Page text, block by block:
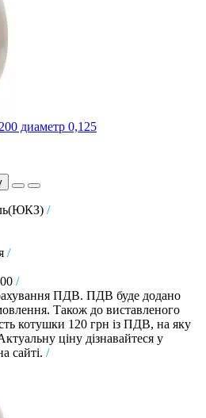
диаметр 0,125
/
/
/
ПДВ. ПДВ буде додано
Також до виставленого
котушки 120 грн із ПДВ, на яку
ціну дізнавайтеся у
сайті. /